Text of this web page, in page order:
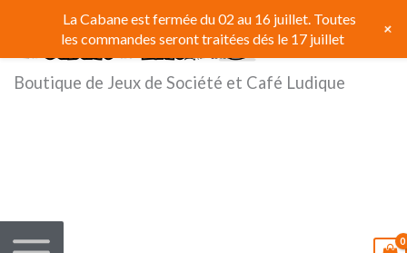
contenu
Boutique de Jeux de Société et Café Ludique
La Cabane est fermée du 02 au 16 juillet. Toutes
les commandes seront traitées dés le 17 juillet
+